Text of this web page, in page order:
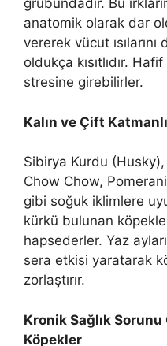
grubundadır. Bu
anatomik olarak dar
vererek vücut
oldukça kısıtlıdır.
stresine girebilirler.
Kalın ve Çift
Sibirya Kurdu
Chow Chow,
gibi soğuk iklimlere
kürkü bulunan
hapsederler. Yaz
sera etkisi yaratarak
zorlaştırır.
Kronik Sağlık Sorunu
Köpekler